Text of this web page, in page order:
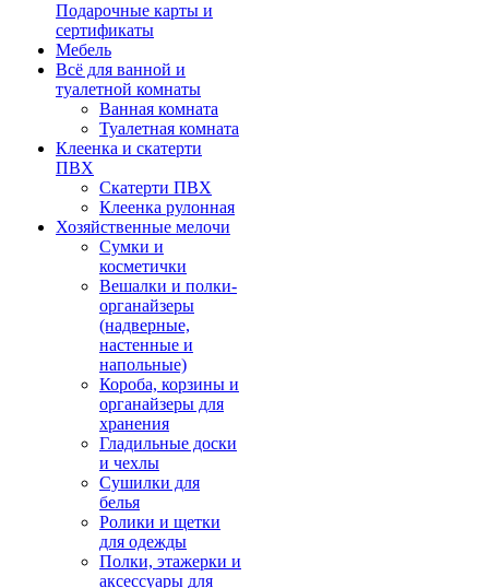
Подарочные карты и
сертификаты
Мебель
Всё для ванной и
туалетной комнаты
Ванная комната
Туалетная комната
Клеенка и скатерти
ПВХ
Скатерти ПВХ
Клеенка рулонная
Хозяйственные мелочи
Сумки и
косметички
Вешалки и полки-
органайзеры
(надверные,
настенные и
напольные)
Короба, корзины и
органайзеры для
хранения
Гладильные доски
и чехлы
Сушилки для
белья
Ролики и щетки
для одежды
Полки, этажерки и
аксессуары для